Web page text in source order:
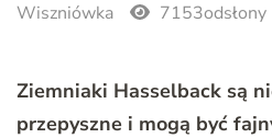
Wiszniówka 7153odsłony
Ziemniaki Hasselback są
przepyszne i mogą być